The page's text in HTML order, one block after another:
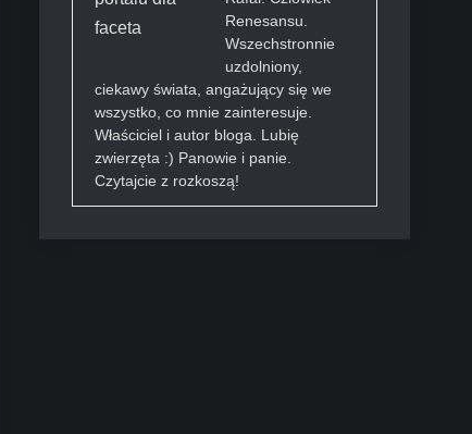
Renesansu.
Wszechstronnie
uzdolniony,
ciekawy świata, angażujący się we
wszystko, co mnie zainteresuje.
Właściciel i autor bloga. Lubię
zwierzęta :) Panowie i panie.
Czytajcie z rozkoszą!